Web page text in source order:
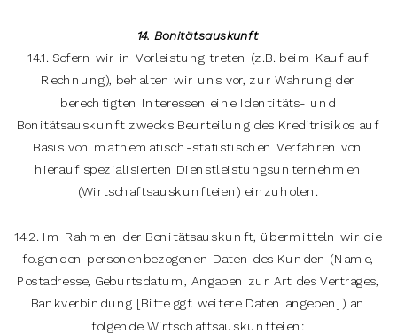
14. Bonitätsauskunft
14.1. Sofern wir in Vorleistung treten (z.B. beim Kauf auf
Rechnung), behalten wir uns vor, zur Wahrung der
berechtigten Interessen eine Identitäts- und
Bonitätsauskunft zwecks Beurteilung des Kreditrisikos auf
Basis von mathematisch-statistischen Verfahren von
hierauf spezialisierten Dienstleistungsunternehmen
(Wirtschaftsauskunfteien) einzuholen.
14.2. Im Rahmen der Bonitätsauskunft, übermitteln wir die
folgenden personenbezogenen Daten des Kunden (Name,
Postadresse, Geburtsdatum, Angaben zur Art des Vertrages,
Bankverbindung [Bitte ggf. weitere Daten angeben]) an
folgende Wirtschaftsauskunfteien: